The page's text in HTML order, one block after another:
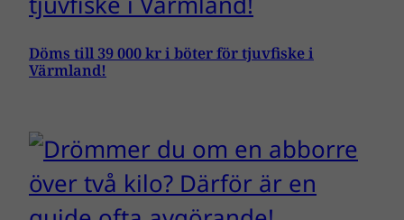
Döms till 39 000 kr i böter för tjuvfiske i
Värmland!